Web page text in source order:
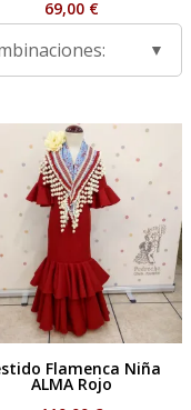
69,00 €
Flamenca Niña
ALMA Rojo